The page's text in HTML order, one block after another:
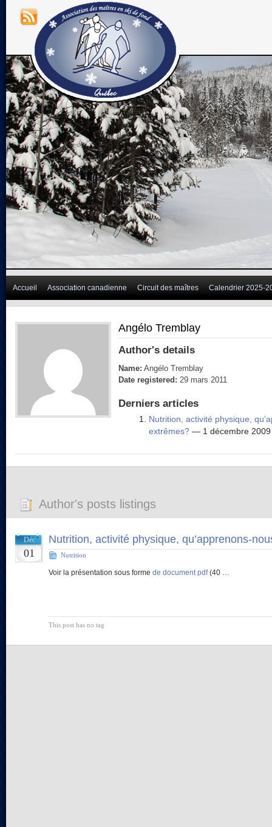
Accueil Association canadienne Circuit des maîtres Calendrier 2025-
Angélo Tremblay
Author's details
Name: Angélo Tremblay
Date registered: 29 mars 2011
Derniers articles
Nutrition, activité physique,
extrêmes? — 1 décembre 2009
Author's posts listings
Déc
01
Nutrition, activité physique, qu’apprenons-
Nutrition
Voir la présentation sous forme de document pdf(40 …
This post has no tag